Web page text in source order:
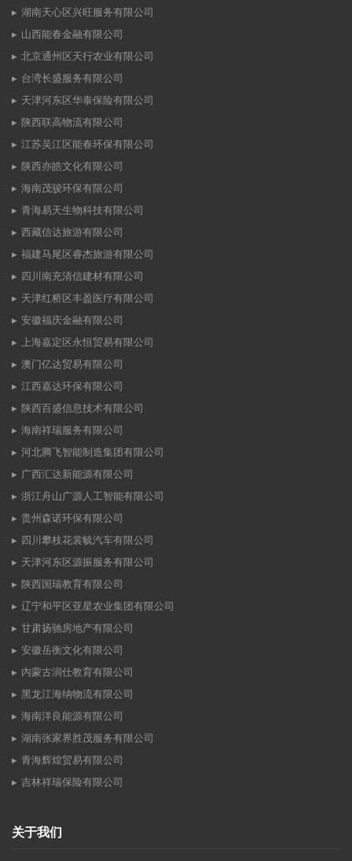
湖南天心区兴旺服务有限公司
山西能春金融有限公司
北京通州区天行农业有限公司
台湾长盛服务有限公司
天津河东区华泰保险有限公司
陕西联高物流有限公司
江苏吴江区能春环保有限公司
陕西亦皓文化有限公司
海南茂骏环保有限公司
青海易天生物科技有限公司
西藏信达旅游有限公司
福建马尾区睿杰旅游有限公司
四川南充清信建材有限公司
天津红桥区丰盈医疗有限公司
安徽福庆金融有限公司
上海嘉定区永恒贸易有限公司
澳门亿达贸易有限公司
江西嘉达环保有限公司
陕西百盛信息技术有限公司
海南祥瑞服务有限公司
河北腾飞智能制造集团有限公司
广西汇达新能源有限公司
浙江舟山广源人工智能有限公司
贵州森诺环保有限公司
四川攀枝花裳毓汽车有限公司
天津河东区源振服务有限公司
陕西国瑞教育有限公司
辽宁和平区亚星农业集团有限公司
甘肃扬驰房地产有限公司
安徽岳衡文化有限公司
内蒙古润仕教育有限公司
黑龙江海纳物流有限公司
海南洋良能源有限公司
湖南张家界胜茂服务有限公司
青海辉煌贸易有限公司
吉林祥瑞保险有限公司
关于我们